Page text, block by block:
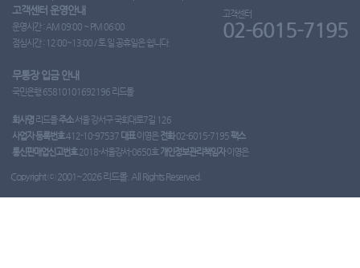
고객센터 운영안내
운영시간 : AM 09:00 ~ PM 06:00
점심시간 : 12:00~13:00 / 토.일.공휴일은 쉽니다.
고객센터
02-6015-7195
무통장 입금 안내
국민은행 65810101692196 리드몰
회사명 리드몰주소서울 강서구 국회대로7길 126
사업자 등록번호412-10-97537 대표이영은 전화02-6015-7195팩스
통신판매업신고번호2018-서울강서-0650호 개인정보관리책임자이영은
Copyright ⓒ 2001~2026 리드몰. All Rights Reserved.